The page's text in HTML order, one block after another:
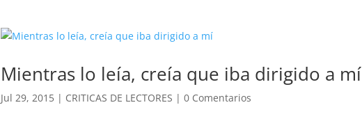
Mientras lo leía, creía que iba dirigido a mí
Jul 29, 2015| CRITICAS DE LECTORES | 0 Comentarios